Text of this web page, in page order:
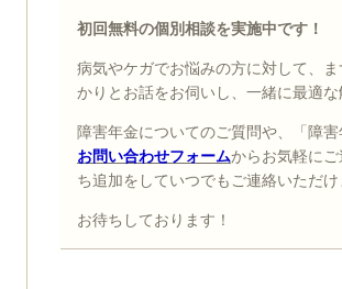
初回無料の個別相談を実施中です！
病気やケガでお悩みの方に対して、
かりとお話をお伺いし、一緒に最適
障害年金についてのご質問や、「障
お問い合わせフォームからお気軽にご
ち追加をしていつでもご連絡いただけ
お待ちしております！